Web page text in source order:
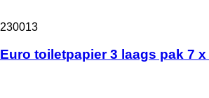
230013
Euro toiletpapier 3 laags pak 7